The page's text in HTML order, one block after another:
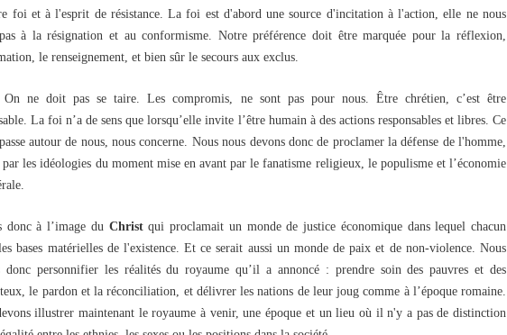
foi et à l'esprit de résistance. La foi est d'abord une source d'incitation à l'action, elle ne nous
à la résignation et au conformisme. Notre préférence doit être marquée pour la réflexion,
le renseignement, et bien sûr le secours aux exclus.
ne doit pas se taire. Les compromis, ne sont pas pour nous. Être chrétien, c’est être
La foi n’a de sens que lorsqu’elle invite l’être humain à des actions responsables et libres. Ce
autour de nous, nous concerne. Nous nous devons donc de proclamer la défense de l'homme,
par les idéologies du moment mise en avant par le fanatisme religieux, le populisme et l’économie
donc à l’image du Christqui proclamait un monde de justice économique dans lequel chacun
bases matérielles de l'existence. Et ce serait aussi un monde de paix et de non-violence. Nous
donc personnifier les réalités du royaume qu’il a annoncé : prendre soin des pauvres et des
le pardon et la réconciliation, et délivrer les nations de leur joug comme à l’époque romaine.
illustrer maintenant le royaume à venir, une époque et un lieu où il n'y a pas de distinction